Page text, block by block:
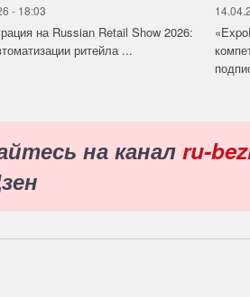
- 18:03
на Russian Retail Show 2026:
ритейла ...
на канал ru-